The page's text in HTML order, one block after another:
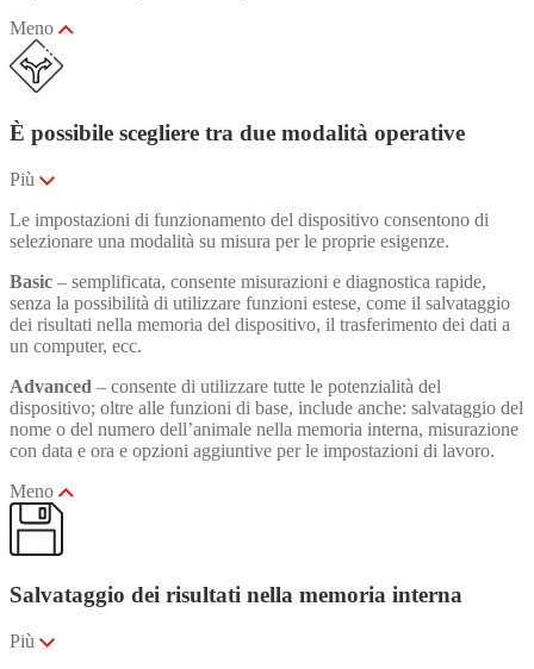
Meno
È possibile scegliere tra due modalità operative
Più
Le impostazioni di funzionamento del dispositivo consentono di
selezionare una modalità su misura per le proprie esigenze.
Basic – semplificata, consente misurazioni e diagnostica rapide,
senza la possibilità di utilizzare funzioni estese, come il salvataggio
dei risultati nella memoria del dispositivo, il trasferimento dei dati a
un computer, ecc.
Advanced – consente di utilizzare tutte le potenzialità del
dispositivo; oltre alle funzioni di base, include anche: salvataggio del
nome o del numero dell’animale nella memoria interna, misurazione
con data e ora e opzioni aggiuntive per le impostazioni di lavoro.
Meno
Salvataggio dei risultati nella memoria interna
Più